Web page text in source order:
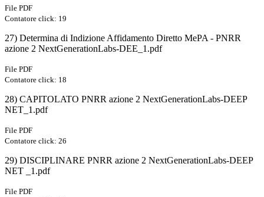
File PDF
Contatore click: 19
27) Determina di Indizione Affidamento Diretto MePA - PNRR
azione 2 NextGenerationLabs-DEE_1.pdf
File PDF
Contatore click: 18
28) CAPITOLATO PNRR azione 2 NextGenerationLabs-DEEP
NET_1.pdf
File PDF
Contatore click: 26
29) DISCIPLINARE PNRR azione 2 NextGenerationLabs-DEEP
NET _1.pdf
File PDF